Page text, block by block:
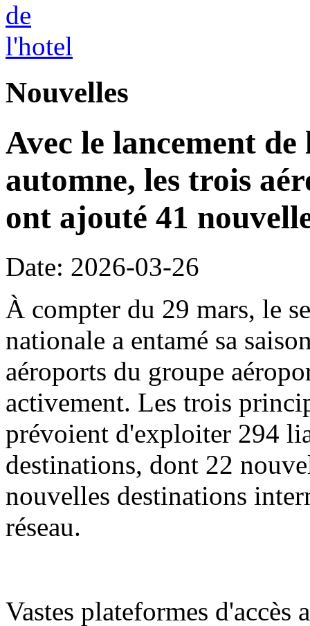
Nouvelles
Avec le lancement de
automne, les trois
ont ajouté 41
Date: 2026-03-26
À compter du 29 mars, le
nationale a entamé sa
aéroports du groupe
activement. Les trois
prévoient d'exploiter 294
destinations, dont 22
nouvelles destinations
réseau.
Vastes plateformes